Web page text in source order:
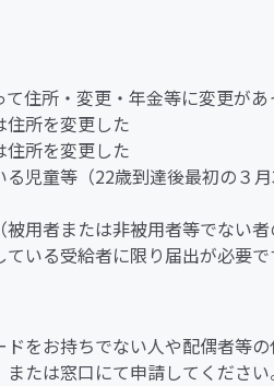
住所・変更・年金等に変更があ
住所を変更した
住所を変更した
る児童等（22歳到達後最初の３
被用者または非被用者等でない
いる受給者に限り届出が必要で
をお持ちでない人や配偶者等の
たは窓口にて申請してください